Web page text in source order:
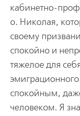
кабинетно-
о. Николая,
своему
спокойно и
тяжелое для
спокойным,
человеком. Я